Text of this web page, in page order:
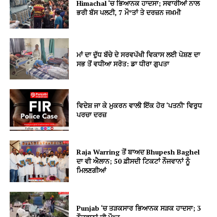
Himachal ‘ਚ ਭਿਆਨਕ ਹਾਦਸਾ; ਸਵਾਰੀਆਂ ਨਾਲ
ਭਰੀ ਬੱਸ ਪਲਟੀ, 7 ਮੌ*ਤਾਂ ਤੇ ਦਰਜ਼ਨ ਜਖ਼ਮੀ
ਮਾਂ ਦਾ ਦੁੱਧ ਬੱਚੇ ਦੇ ਸਰਵਪੱਖੀ ਵਿਕਾਸ ਲਈ ਪੋਸ਼ਣ ਦਾ
ਸਭ ਤੋਂ ਵਧੀਆ ਸਰੋਤ: ਡਾ ਧੀਰਾ ਗੁਪਤਾ
ਵਿਦੇਸ਼ ਜਾ ਕੇ ਮੁਕਰਨ ਵਾਲੀ ਇੱਕ ਹੋਰ ‘ਪਤਨੀ’ ਵਿਰੁਧ
ਪਰਚਾ ਦਰਜ਼
Raja Warring ਤੋਂ ਬਾਅਦ Bhupesh Baghel
ਦਾ ਵੀ ਐਲਾਨ; 50 ਫ਼ੀਸਦੀ ਟਿਕਟਾਂ ਨੌਜਵਾਨਾਂ ਨੂੰ
ਮਿਲਣਗੀਆਂ
Punjab ‘ਚ ਤੜਕਸਾਰ ਭਿਆਨਕ ਸੜਕ ਹਾਦਸਾ; 3